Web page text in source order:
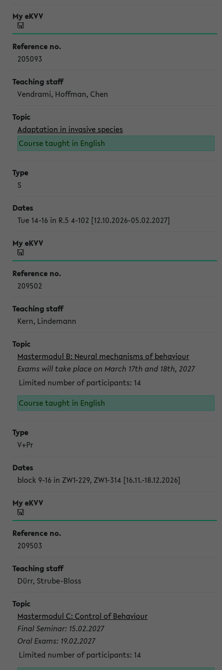
205093
Vendrami, Hoffman, Chen
Adaptation in invasive species
Course taught in English
S
Tue 14-16 in R.5 4-102 [12.10.2026-05.02.2027]
209502
Kern, Lindemann
Mastermodul B: Neural mechanisms of behaviour
Exams will take place on March 17th and 18th, 2027
Limited number of participants: 14
Course taught in English
V+Pr
block 9-16 in ZW1-229, ZW1-314 [16.11.-18.12.2026]
209503
Dürr, Strube-Bloss
Mastermodul C: Control of Behaviour
Final Seminar: 15.02.2027
Oral Exams: 19.02.2027
Limited number of participants: 14